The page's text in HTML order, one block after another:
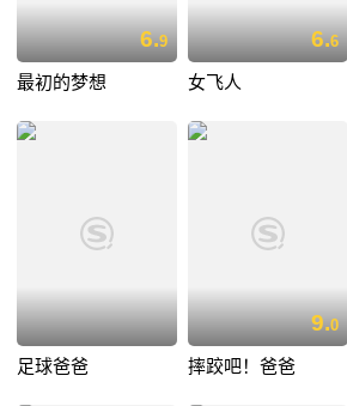
6.9
最初的梦想
6.6
女飞人
足球爸爸
9.0
摔跤吧！爸爸